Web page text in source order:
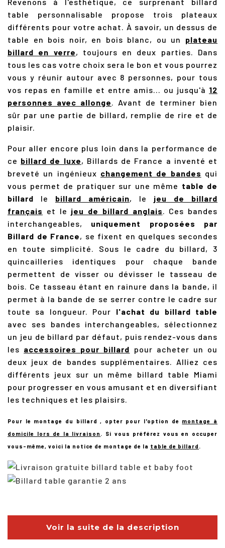
table personnalisable propose trois plateaux
différents pour votre achat. À savoir, un dessus de
table en bois noir, en bois blanc, ou un plateau
billard en verre, toujours en deux parties. Dans
tous les cas votre choix sera le bon et vous pourrez
vous y réunir autour avec 8 personnes, pour tous
vos repas en famille et entre amis... ou jusqu'à 12
personnes avec allonge
. Avant de terminer bien
sûr par une partie de billard, remplie de rire et de
plaisir.
Pour aller encore plus loin dans la performance de
ce billard de luxe, Billards de France a inventé et
breveté un ingénieux changement de bandes qui
vous permet de pratiquer sur une même table de
billard le billard américain, le jeu de billard
français et le jeu de billard anglais . Ces bandes
interchangeables, uniquement proposées par
Billard de France, se fixent en quelques secondes
en toute simplicité. Sous le cadre du billard, 3
quincailleries identiques pour chaque bande
permettent de visser ou dévisser le tasseau de
bois. Ce tasseau étant en rainure dans la bande, il
permet à la bande de se serrer contre le cadre sur
toute sa longueur. Pour l'achat du billard table
avec ses bandes interchangeables, sélectionnez
un jeu de billard par défaut, puis rendez-vous dans
les accessoires pour billard pour acheter un ou
deux jeux de bandes supplémentaires. Alliez ces
différents jeux sur un même billard table Miami
pour progresser en vous amusant et en diversifiant
les techniques et les plaisirs.
Pour le montage du billard , opter pour l'option de montage à
domicile lors de la livraison . Si vous préférez vous en occuper
vous-même, voici la notice de montage de la table de billard .
Voir la suite de la description